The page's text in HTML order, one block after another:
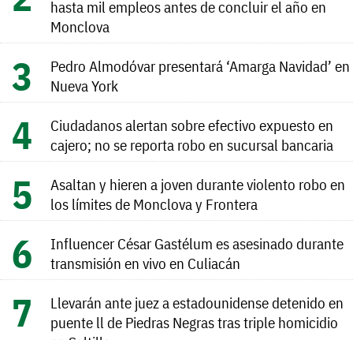
hasta mil empleos antes de concluir el año en
Monclova
Pedro Almodóvar presentará ‘Amarga Navidad’ en
Nueva York
Ciudadanos alertan sobre efectivo expuesto en
cajero; no se reporta robo en sucursal bancaria
Asaltan y hieren a joven durante violento robo en
los límites de Monclova y Frontera
Influencer César Gastélum es asesinado durante
transmisión en vivo en Culiacán
Llevarán ante juez a estadounidense detenido en
puente ll de Piedras Negras tras triple homicidio